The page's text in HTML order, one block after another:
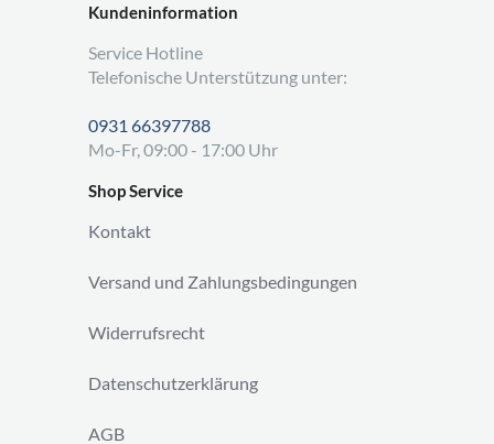
Kundeninformation
Service Hotline
Telefonische Unterstützung unter:
0931 66397788
Mo-Fr, 09:00 - 17:00 Uhr
Shop Service
Kontakt
Versand und Zahlungsbedingungen
Widerrufsrecht
Datenschutzerklärung
AGB